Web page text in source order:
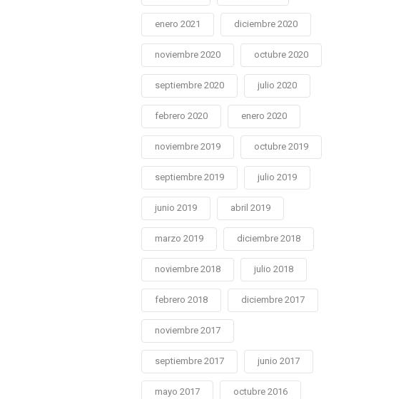
enero 2021 diciembre 2020
noviembre 2020 octubre 2020
septiembre 2020 julio 2020
febrero 2020 enero 2020
noviembre 2019 octubre 2019
septiembre 2019 julio 2019
junio 2019 abril 2019
marzo 2019 diciembre 2018
noviembre 2018 julio 2018
febrero 2018 diciembre 2017
noviembre 2017
septiembre 2017 junio 2017
mayo 2017 octubre 2016